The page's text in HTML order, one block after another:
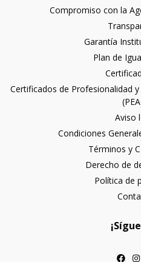
Compromiso con la
Garantía
Plan de
Certificados de Profesionalidad
Aviso
Condiciones
Términos y
Derecho de
Política de